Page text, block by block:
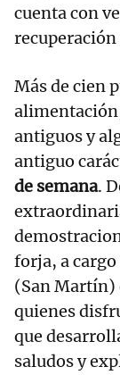
cuenta con
Más de cien
antiguos y
antiguo
de semana.
forja, a
(San Martín)
quienes
que
saludos y